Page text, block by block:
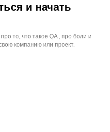
и начать
то, что такое QA , про боли и
компанию или проект.